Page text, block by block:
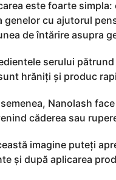
este foarte
genelor cu ajutorul
de întărire asupra
serului
hrăniți și produc
Nanolash
căderea sau
imagine puteți
și după aplicarea